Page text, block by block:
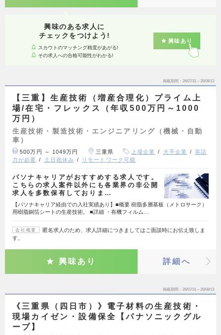
興味のある求人に
チェックをつけよう!
スカウトのマッチング精度があがる!
その求人への合格可能性がわかる!
興味あり
掲載期間 26/07/31～26/08/13
【三重】生産技術（増産合理化）プライム上
場/在宅・フレックス（年収500万円～1000
万円）
生産技術・製造技術・エンジニアリング（機械・自動
車）
500万円 ～ 1049万円 三重県 上場企業 大手企業
英語
力が必要
土日祝休み リモートワーク可能
パソナキャリアがおすすめする求人です。
こちらの求人案件以外にも各業界の非公開
求人を多数保有しておりま…
【パソナキャリア経由での入社実績あり】■概要 樹脂多層基板（メトロサーク）
用樹脂銅箔シートの生産技術。 ■詳細 ・有機フィルム…
会社概要
匿名求人のため、求人詳細につきましてはご面談時にお伝え致しま
す。
興味あり 詳細へ
掲載期間 26/07/31～26/08/13
《三重県（四日市）》電子材料の生産技術・
現場カイゼン・設備保全【パナソニックグル
ープ】